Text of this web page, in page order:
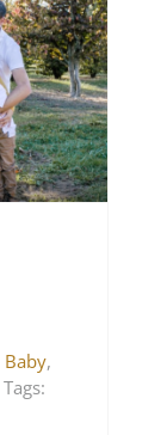
Baby,
Tags: